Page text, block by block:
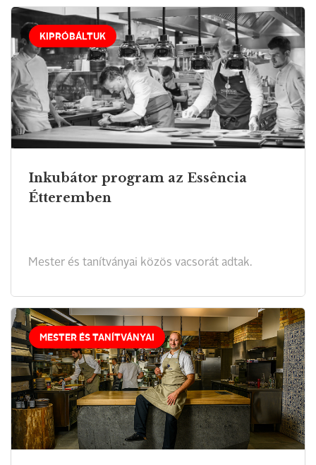
KIPRÓBÁLTUK
Inkubátor program az Essência
Étteremben
Mester és tanítványai közös vacsorát adtak.
MESTER ÉS TANÍTVÁNYAI